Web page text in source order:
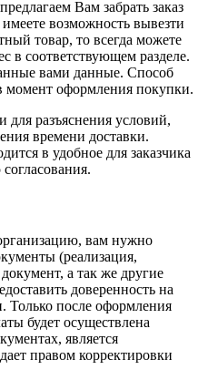
Вам забрать заказ
возможность вывезти
товар, то всегда можете
в соответствующем разделе.
вами данные. Способ
момент оформления покупки.
разъяснения условий,
времени доставки.
в удобное для заказчика
вам нужно
(реализация,
а так же другие
доверенность на
Только после оформления
будет осуществлена
является
правом корректировки